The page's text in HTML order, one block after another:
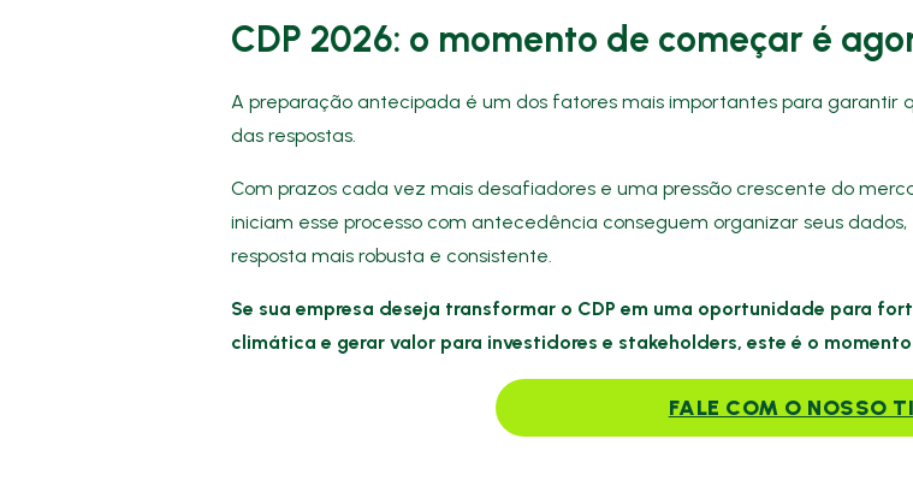
CDP 2026: o momento de começar é
A preparação antecipada é um dos fatores mais importantes para garantir
das respostas.
Com prazos cada vez mais desafiadores e uma pressão crescente do
iniciam esse processo com antecedência conseguem organizar seus
resposta mais robusta e consistente.
Se sua empresa deseja transformar o CDP em uma oportunidade para
climática e gerar valor para investidores e stakeholders, este é o
FALE COM O NOSSO